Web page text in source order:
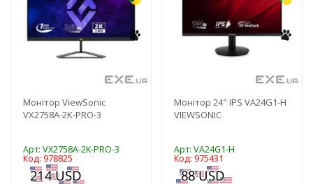
Монітор ViewSonic
VX2758A-2K-PRO-3
Арт: VX2758A-2K-PRO-3
Код: 978825
Монітор 24" IPS VA24G1-H
VIEWSONIC
Арт: VA24G1-H
Код: 975431